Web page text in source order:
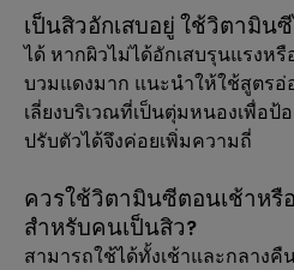
เป็นสิวอักเสบอยู่ ใช้วิตามิน
ได้ หากผิวไม่ได้อักเสบรุนแรงห
บวมแดงมาก แนะนำให้ใช้สูตรอ่
เลี่ยงบริเวณที่เป็นตุ่มหนองเพื่อป้
ปรับตัวได้จึงค่อยเพิ่มความถี่
ควรใช้วิตามินซีตอนเช้าหรื
สำหรับคนเป็นสิว?
สามารถใช้ได้ทั้งเช้าและกลางคื